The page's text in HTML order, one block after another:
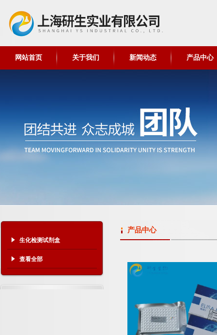
网站首页 关于我们 新闻动态 产品中心
生化检测试剂盒
查看全部
产品中心